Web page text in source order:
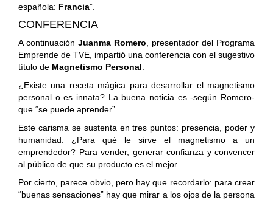
española: Francia”.
CONFERENCIA
A continuación Juanma Romero , presentador del Programa
Emprende de TVE, impartió una conferencia con el sugestivo
título de Magnetismo Personal
¿Existe una receta mágica para desarrollar el magnetismo
personal o es innata? La buena noticia es -según Romero-
que “se puede aprender”.
Este carisma se sustenta en tres puntos: presencia, poder y
humanidad. ¿Para qué le sirve el magnetismo a un
emprendedor? Para vender, generar confianza y convencer
al público de que su producto es el mejor.
Por cierto, parece obvio, pero hay que recordarlo: para crear
“buenas sensaciones” hay que mirar a los ojos de la persona